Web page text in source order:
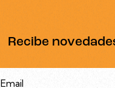
Recibe